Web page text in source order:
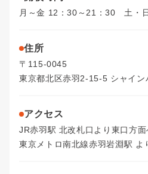
月～金 12：30～21：30 土・
住所
〒115-0045
東京都北区赤羽2-15-5 シャイン
アクセス
JR赤羽駅 北改札口より東口方
東京メトロ南北線赤羽岩淵駅 よ